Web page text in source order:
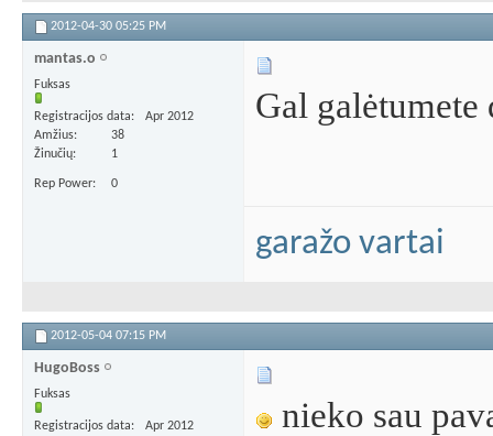
2012-04-30 05:25 PM
mantas.o
Fuksas
Registracijos data
Apr 2012
Amžius
38
Žinučių
1
Rep Power 0
Gal
garažo vartai
2012-05-04 07:15 PM
HugoBoss
Fuksas
Registracijos data
Apr 2012
nieko sau